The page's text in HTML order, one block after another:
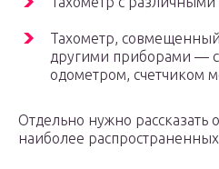
Тахометр,
другими приборами —
одометром, счетчиком
Отдельно нужно рассказать
наиболее